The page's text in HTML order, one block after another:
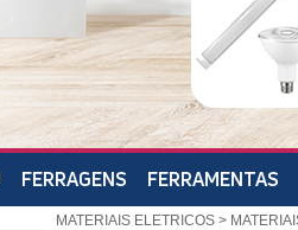
FERRAGENS FERRAMENTAS
MATERIAIS ELETRICOS >